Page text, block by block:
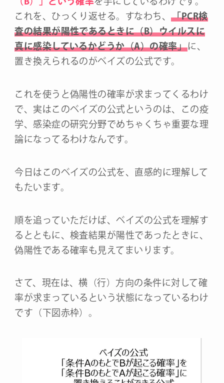
これを、ひっくり返せる。すなわち、「PCR検
査の結果が陽性であるときに（B）ウイルスに
真に感染しているかどうか（A）の確率」 に、
置き換えられるのがベイズの公式です。
これを使うと偽陽性の確率が求まってくるわけ
で、実はこのベイズの公式というのは、この疫
学、感染症の研究分野でめちゃくちゃ重要な理
論になってるわけなんです。
今日はこのベイズの公式を、直感的に理解して
もたいます。
順を追っていただけば、ベイズの公式を理解す
るとともに、検査結果が陽性であったときに、
偽陽性である確率も見えてまいります。
さて、現在は、横（行）方向の条件に対して確
率が求まっているという状態になっているわけ
です（下図赤枠）。